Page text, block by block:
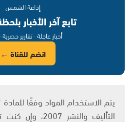
إذاعة الشمس
تابع آخر الأخبار
أخبار عاجلة · تقارير
انضم للقناة ←
التأليف والنشر